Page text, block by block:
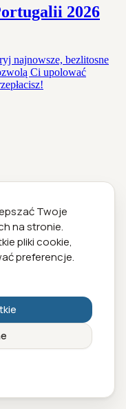
Twoje
na stronie.
pliki cookie,
preferencje.
2026
najnowsze, bezlitosne
Ci upolować